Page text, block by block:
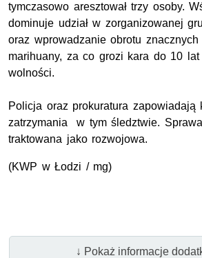
tymczasowo aresztował trzy osoby.
dominuje udział w zorganizowanej
oraz wprowadzanie obrotu
marihuany, za co grozi kara do 10 lat
wolności.
Policja oraz prokuratura zapowiadają
zatrzymania w tym śledztwie.
traktowana jako rozwojowa.
(KWP w Łodzi / mg)
↓ Pokaż informacje